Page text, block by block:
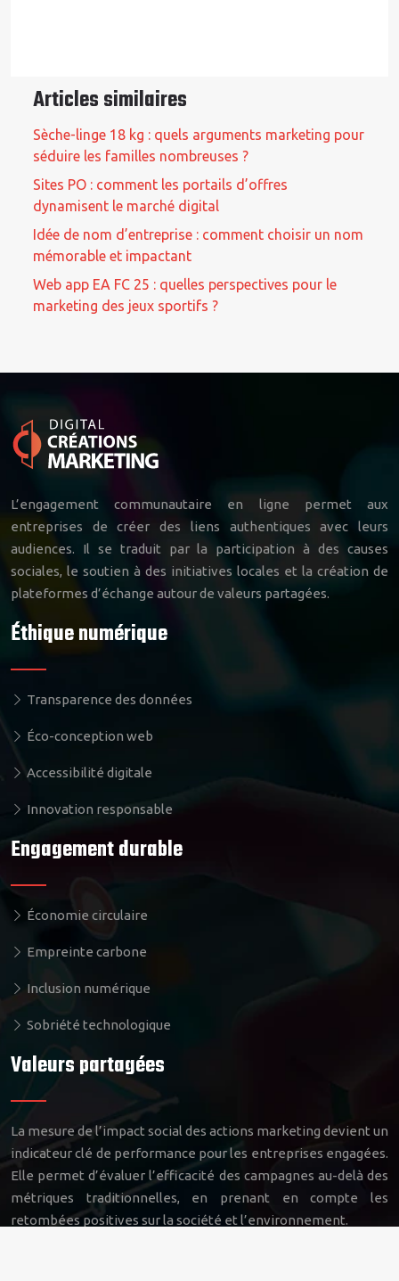
Articles similaires
Sèche-linge 18 kg : quels arguments marketing pour
séduire les familles nombreuses ?
Sites PO : comment les portails d’offres
dynamisent le marché digital
Idée de nom d’entreprise : comment choisir un nom
mémorable et impactant
Web app EA FC 25 : quelles perspectives pour le
marketing des jeux sportifs ?
L’engagement communautaire en ligne permet aux
entreprises de créer des liens authentiques avec leurs
audiences. Il se traduit par la participation à des causes
sociales, le soutien à des initiatives locales et la création de
plateformes d’échange autour de valeurs partagées.
Éthique numérique
Transparence des données
Éco-conception web
Accessibilité digitale
Innovation responsable
Engagement durable
Économie circulaire
Empreinte carbone
Inclusion numérique
Sobriété technologique
Valeurs partagées
La mesure de l’impact social des actions marketing devient un
indicateur clé de performance pour les entreprises engagées.
Elle permet d’évaluer l’efficacité des campagnes au-delà des
métriques traditionnelles, en prenant en compte les
retombées positives sur la société et l’environnement.